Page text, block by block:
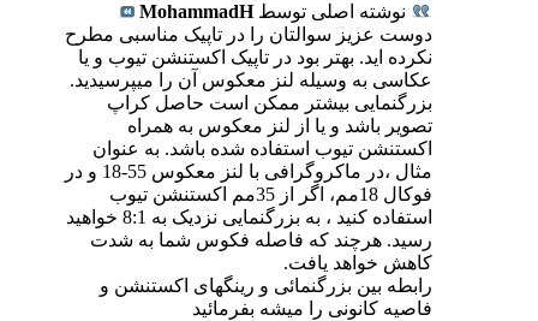
نوشته اصلی توسطMohammadH
دوست عزیز سوالتان را در تاپیک مناسبی مطرح
نکرده اید. بهتر بود در تاپیک اکستنشن تیوب و یا
عکاسی به وسیله لنز معکوس آن را میپرسیدید.
بزرگنمایی بیشتر ممکن است حاصل کراپ
تصویر باشد و یا از لنز معکوس به همراه
اکستنشن تیوب استفاده شده باشد. به عنوان
مثال ،در ماکروگرافی با لنز معکوس 55-18 و در
فوکال 18مم، اگر از 35مم اکستنشن تیوب
استفاده کنید ، به بزرگنمایی نزدیک به 8:1 خواهید
رسید. هرچند که فاصله فکوس شما به شدت
کاهش خواهد یافت.
رابطه بین بزرگنمائی و رینگهای اکستنشن و
فاصیه کانونی را میشه بفرمائید